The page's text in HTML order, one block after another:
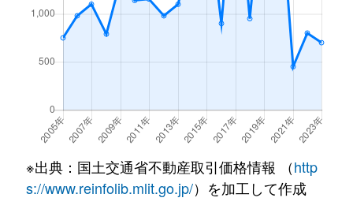
※出典：国土交通省不動産取引価格情報 （http
s://www.reinfolib.mlit.go.jp/）を加工して作成